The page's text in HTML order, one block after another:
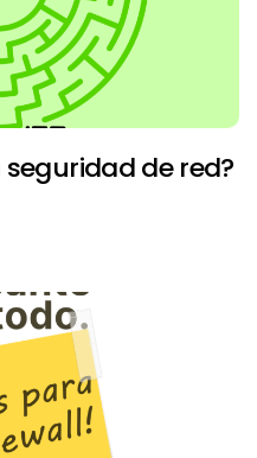
seguridad de red?